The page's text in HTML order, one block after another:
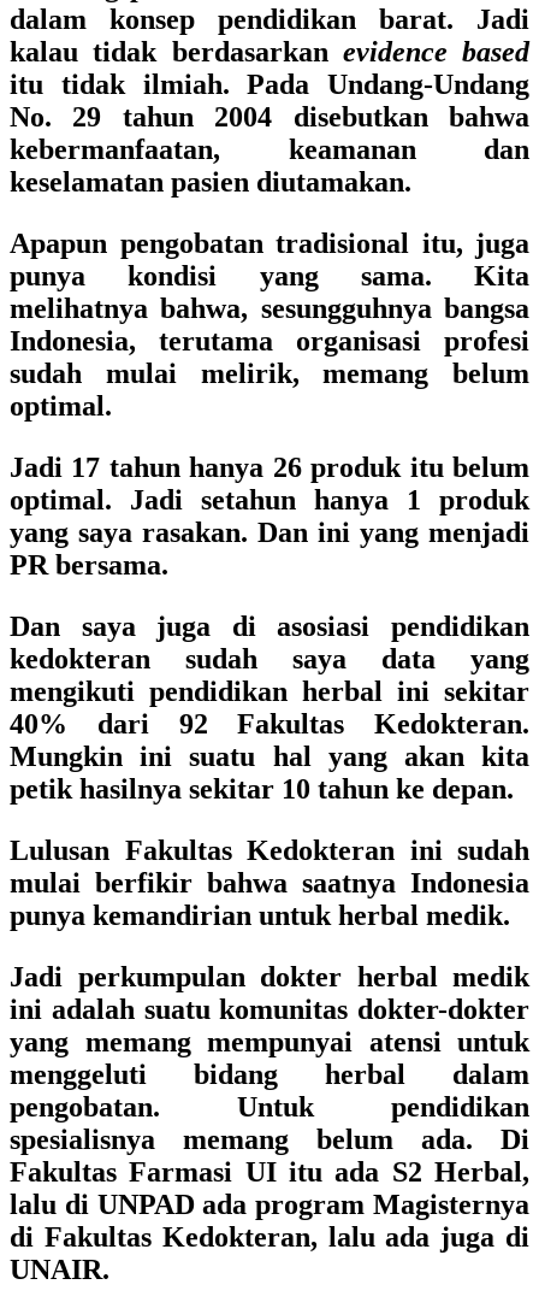
dalam konsep pendidikan barat. Jadi
kalau tidak berdasarkan evidence based
itu tidak ilmiah. Pada Undang-Undang
No. 29 tahun 2004 disebutkan bahwa
kebermanfaatan, keamanan dan
keselamatan pasien diutamakan.
Apapun pengobatan tradisional itu, juga
punya kondisi yang sama. Kita
melihatnya bahwa, sesungguhnya bangsa
Indonesia, terutama organisasi profesi
sudah mulai melirik, memang belum
optimal.
Jadi 17 tahun hanya 26 produk itu belum
optimal. Jadi setahun hanya 1 produk
yang saya rasakan. Dan ini yang menjadi
PR bersama.
Dan saya juga di asosiasi pendidikan
kedokteran sudah saya data yang
mengikuti pendidikan herbal ini sekitar
40% dari 92 Fakultas Kedokteran.
Mungkin ini suatu hal yang akan kita
petik hasilnya sekitar 10 tahun ke depan.
Lulusan Fakultas Kedokteran ini sudah
mulai berfikir bahwa saatnya Indonesia
punya kemandirian untuk herbal medik.
Jadi perkumpulan dokter herbal medik
ini adalah suatu komunitas dokter-dokter
yang memang mempunyai atensi untuk
menggeluti bidang herbal dalam
pengobatan. Untuk pendidikan
spesialisnya memang belum ada. Di
Fakultas Farmasi UI itu ada S2 Herbal,
lalu di UNPAD ada program Magisternya
di Fakultas Kedokteran, lalu ada juga di
UNAIR.